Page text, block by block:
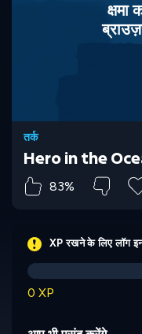
तर्क
Hero in the
83%
XP रखने के लिए लॉग
0 XP